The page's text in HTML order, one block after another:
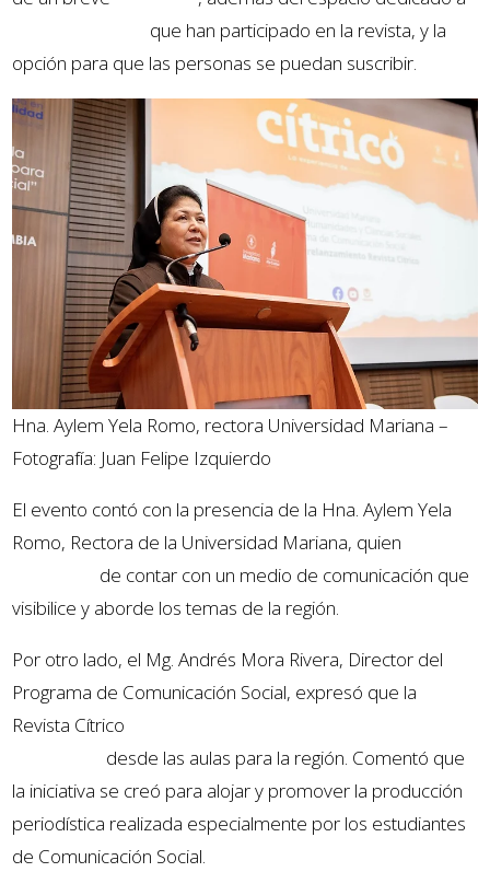
que han participado en la revista, y la
opción para que las personas se puedan suscribir.
Hna. Aylem Yela Romo, rectora Universidad Mariana –
Fotografía: Juan Felipe Izquierdo
El evento contó con la presencia de la Hna. Aylem Yela
Romo, Rectora de la Universidad Mariana, quien
de contar con un medio de comunicación que
visibilice y aborde los temas de la región.
Por otro lado, el Mg. Andrés Mora Rivera, Director del
Programa de Comunicación Social, expresó que la
Revista Cítrico
desde las aulas para la región. Comentó que
la iniciativa se creó para alojar y promover la producción
periodística realizada especialmente por los estudiantes
de Comunicación Social.